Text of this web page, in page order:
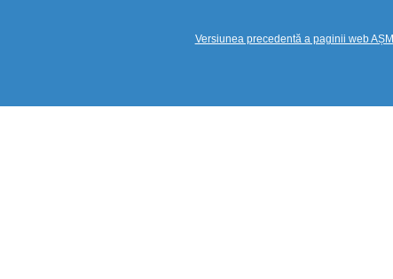
Versiunea precedentă a paginii web AȘM